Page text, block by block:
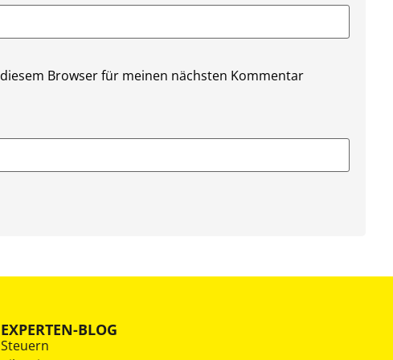
Browser für meinen nächsten Kommentar
EXPERTEN-BLOG
Steuern